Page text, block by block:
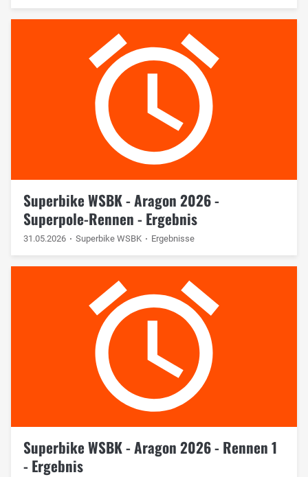
Superbike WSBK - Aragon 2026 -
Superpole-Rennen - Ergebnis
31.05.2026 Superbike WSBK Ergebnisse
Superbike WSBK - Aragon 2026 - Rennen 1
- Ergebnis